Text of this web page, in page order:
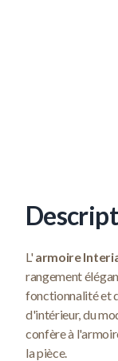
L'armoire
rangement
fonctionnalité et
d'intérieur, du
confère à
la pièce.